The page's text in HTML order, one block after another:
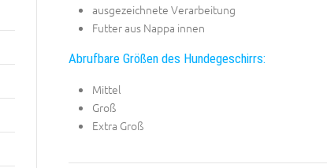
ausgezeichnete Verarbeitung
Futter aus Nappa innen
Abrufbare Größen des Hundegeschirrs:
Mittel
Groß
Extra Groß